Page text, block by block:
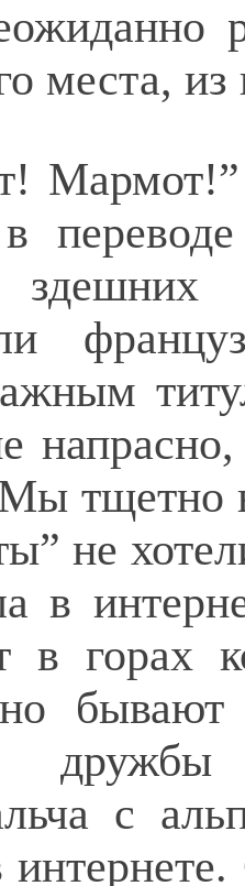
места,
Мармот!”
тщетно
не
в
горах
дружбы
с